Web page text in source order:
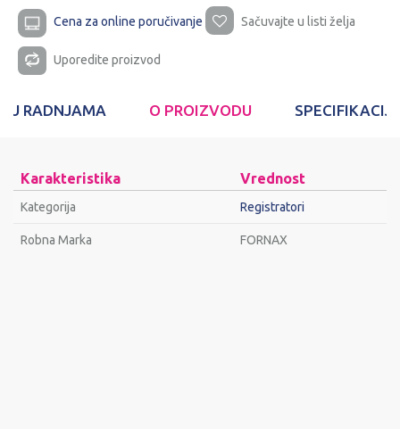
Cena za online poručivanje Sačuvajte u listi želja
Uporedite proizvod
U RADNJAMA O PROIZVODU
Karakteristika Vrednost
Kategorija Registratori
Robna Marka FORNAX